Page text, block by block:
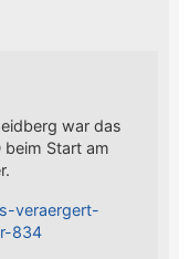
war das
Start am
veraergert-
834